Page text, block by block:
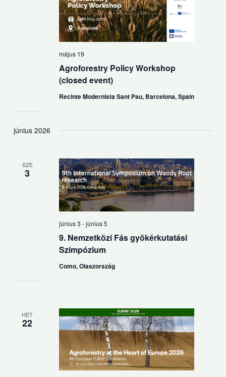
Agroforestry Policy Workshop
(closed event)
május 19
Recinte Modernista Sant Pau, Barcelona, Spain
június 2026
SZE
3
9. Nemzetközi Fás gyökérkutatási
Szimpózium
június 3 -június 5
Como, Olaszország
HÉT
22